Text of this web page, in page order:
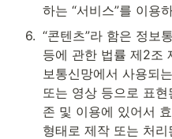
하는 “서비스”를 이용
6. “콘텐츠”라 함은 정보
등에 관한 법률 제2조
보통신망에서 사용되는
또는 영상 등으로 표
존 및 이용에 있어서
형태로 제작 또는 처